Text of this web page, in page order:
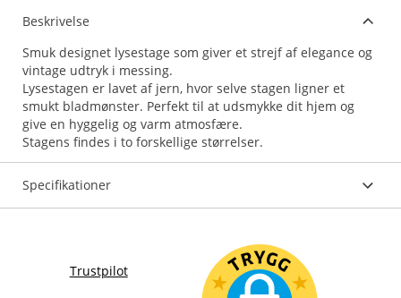
Beskrivelse
Smuk designet lysestage som giver et strejf af elegance og
vintage udtryk i messing.
Lysestagen er lavet af jern, hvor selve stagen ligner et
smukt bladmønster. Perfekt til at udsmykke dit hjem og
give en hyggelig og varm atmosfære.
Stagens findes i to forskellige størrelser.
Specifikationer
Trustpilot